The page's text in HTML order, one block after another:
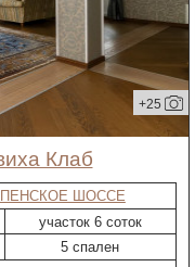
+25
Клаб
ШОССЕ
участок 6 соток
5 спален